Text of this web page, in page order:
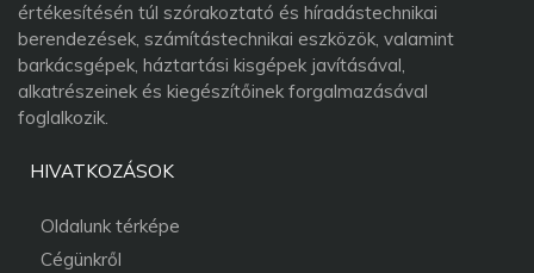
értékesítésén túl szórakoztató és híradástechnikai
berendezések, számítástechnikai eszközök, valamint
barkácsgépek, háztartási kisgépek javításával,
alkatrészeinek és kiegészítőinek forgalmazásával
foglalkozik.
HIVATKOZÁSOK
Oldalunk térképe
Cégünkről